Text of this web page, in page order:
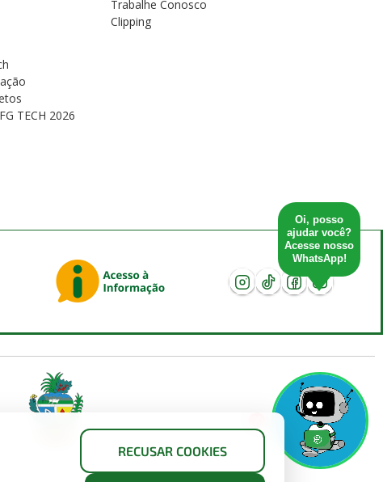
Oi, posso
ajudar você?
Acesse nosso
WhatsApp!
RECUSAR COOKIES
TECH 2026
Trabalhe Conosco
Clipping